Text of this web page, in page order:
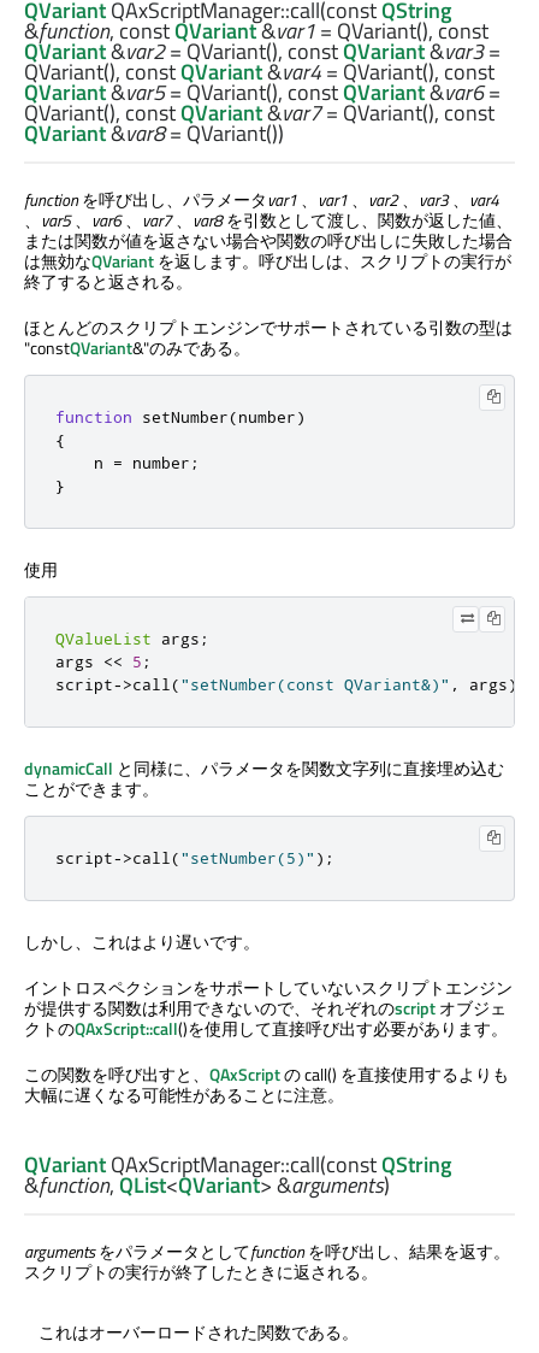
QVariantQAxScriptManager::call(constQString
&function, constQVariant&var1= QVariant(), const
QVariant&var2= QVariant(), constQVariant&var3=
QVariant(), constQVariant&var4= QVariant(), const
QVariant&var5= QVariant(), constQVariant&var6=
QVariant(), constQVariant&var7= QVariant(), const
QVariant&var8= QVariant())
functionを呼び出し、パラメータvar1、 var1、 var2、 var3、 var4
、 var5、 var6、 var7、 var8を引数として渡し、関数が返した値、
または関数が値を返さない場合や関数の呼び出しに失敗した場合
は無効なQVariantを返します。呼び出しは、スクリプトの実行が
終了すると返される。
ほとんどのスクリプトエンジンでサポートされている引数の型は
"constQVariant&"のみである。
function setNumber(number)
{
    n
= number ;
}
使用
QValueList args ;
args << 5 ;
script->call ("setNumber(const QVariant&)" , args);
dynamicCall と同様に、パラメータを関数文字列に直接埋め込む
ことができます。
script->call ("setNumber(5)" );
しかし、これはより遅いです。
イントロスペクションをサポートしていないスクリプトエンジン
が提供する関数は利用できないので、それぞれのscriptオブジェ
クトのQAxScript::call()を使用して直接呼び出す必要があります。
この関数を呼び出すと、 QAxScriptの call() を直接使用するよりも
大幅に遅くなる可能性があることに注意。
QVariantQAxScriptManager::call(constQString
&function,QList<QVariant> &arguments)
argumentsをパラメータとしてfunctionを呼び出し、結果を返す。
スクリプトの実行が終了したときに返される。
これはオーバーロードされた関数である。